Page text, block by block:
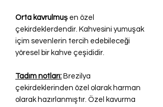
Orta kavrulmuş en özel
çekirdeklerdendir. Kahvesini yumuşak
içim sevenlerin tercih edebileceği
yöresel bir kahve çeşididir.
Tadım notları: Brezilya
çekirdeklerinden özel olarak harman
olarak hazırlanmıştır. Özel kavurma